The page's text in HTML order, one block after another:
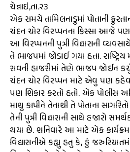
ચેન્નાઇ,તા.૨૩
એક સમયે તામિલનાડુમાં પોતાની
ચંદન ચોર વિરપ્પનના કિસ્સા આજે પણ
આ વિરપ્પનની પુત્રી વિદ્યારાની
તે ભાજપમાં જોડાઈ ગયા હતા.
રાવની હાજરીમાં તેણે ભાજપ જોઈન
ચંદન ચોર વિરપ્પન માટે એવુ પણ
પણ શિકાર કરતો હતો. એક પોલીસ
માથુ કાપીને તેનાથી તે પોતાના
તેની પુત્રી વિદ્યારાની સાથે હજારો
થયા છે. શનિવારે આ માટે એક
વિદ્યારાનીએ કહ્યુ હતુ કે, હું